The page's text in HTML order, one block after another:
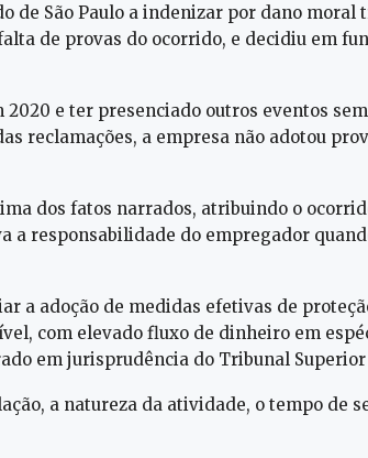
de São Paulo a indenizar por dano moral
de provas do ocorrido, e decidiu em
e ter presenciado outros eventos
reclamações, a empresa não adotou
dos fatos narrados, atribuindo o
a responsabilidade do empregador
a adoção de medidas efetivas de
com elevado fluxo de dinheiro em
em jurisprudência do Tribunal
a natureza da atividade, o tempo de